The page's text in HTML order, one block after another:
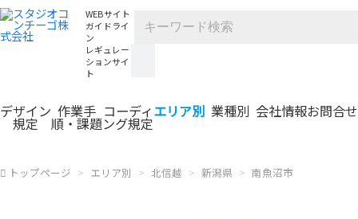
WEBサイト
ガイドライ
ン
レギュレー
ションサイ
ト
デザイン
規定
作業手
順・課題
コーディ
ング規定
エリア別 業種別 会社情報お問合せ
トップページ エリア別 北信越 新潟県 南魚沼市